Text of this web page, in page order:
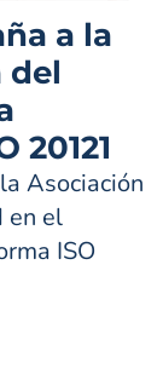
a la
del
20121
Asociación
en el
ISO